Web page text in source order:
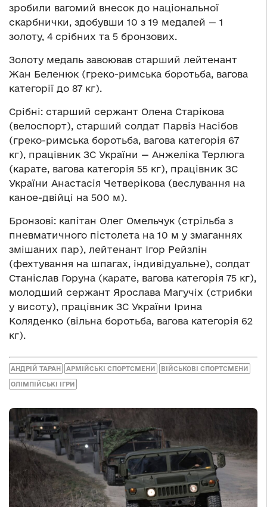
зробили вагомий внесок до національної
скарбнички, здобувши 10 з 19 медалей — 1
золоту, 4 срібних та 5 бронзових.
Золоту медаль завоював старший лейтенант
Жан Беленюк (греко-римська боротьба, вагова
категорії до 87 кг).
Срібні: старший сержант Олена Старікова
(велоспорт), старший солдат Парвіз Насібов
(греко-римська боротьба, вагова категорія 67
кг), працівник ЗС України — Анжеліка Терлюга
(карате, вагова категорія 55 кг), працівник ЗС
України Анастасія Четверікова (веслування на
каное-двійці на 500 м).
Бронзові: капітан Олег Омельчук (стрільба з
пневматичного пістолета на 10 м у змаганнях
змішаних пар), лейтенант Ігор Рейзлін
(фехтування на шпагах, індивідуальне), солдат
Станіслав Горуна (карате, вагова категорія 75 кг),
молодший сержант Ярослава Магучіх (стрибки
у висоту), працівник ЗС України Ірина
Коляденко (вільна боротьба, вагова категорія 62
кг).
АНДРІЙ ТАРАН АРМІЙСЬКІ СПОРТСМЕНИ ВІЙСЬКОВІ СПОРТСМЕНИ
ОЛІМПІЙСЬКІ ІГРИ